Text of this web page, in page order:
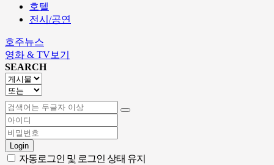
호텔
전시/공연
호주뉴스
영화 & TV보기
SEARCH
Login
자동로그인 및 로그인 상태 유지